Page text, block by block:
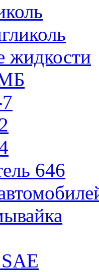
жидкости
646